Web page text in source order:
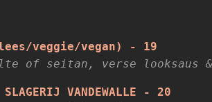
(vlees/veggie/vegan) - 19
of seitan, verse looksaus
VANDEWALLE - 20